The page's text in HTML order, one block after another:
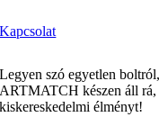
Kapcsolat
Legyen szó egyetlen
ARTMATCH készen áll rá,
kiskereskedelmi élményt!